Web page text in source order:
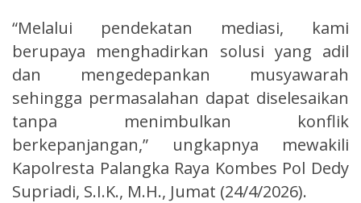
“Melalui pendekatan mediasi, kami
berupaya menghadirkan solusi yang adil
dan mengedepankan musyawarah
sehingga permasalahan dapat diselesaikan
tanpa menimbulkan konflik
berkepanjangan,” ungkapnya mewakili
Kapolresta Palangka Raya Kombes Pol Dedy
Supriadi, S.I.K., M.H., Jumat (24/4/2026).